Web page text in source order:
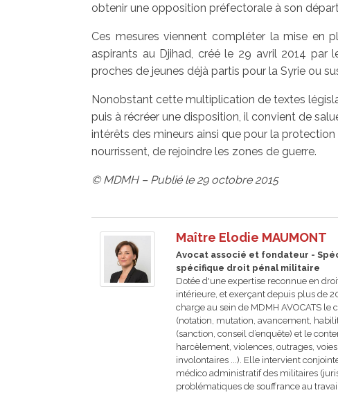
obtenir une opposition préfectorale à son
Ces mesures viennent compléter la mise en
aspirants au Djihad, créé le 29 avril 2014 par
proches de jeunes déjà partis pour la Syrie ou
Nonobstant cette multiplication de textes
puis à récréer une disposition, il convient de
intérêts des mineurs ainsi que pour la
nourrissent, de rejoindre les zones de guerre.
© MDMH – Publié le 29 octobre 2015
Maître Elodie MAUMONT
Avocat associé et fondateur -
spécifique droit pénal militaire
Dotée d'une expertise reconnue en
intérieure, et exerçant depuis plus de
charge au sein de MDMH AVOCATS
(notation, mutation, avancement,
(sanction, conseil d’enquête) et le
harcèlement, violences, outrages,
involontaires ...). Elle intervient
médico administratif des militaires
problématiques de souffrance au